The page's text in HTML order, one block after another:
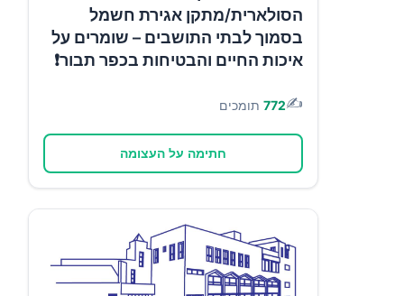
הסולארית/מתקן אגירת חשמל
בסמוך לבתי התושבים – שומרים על
איכות החיים והבטיחות בכפר תבור❗
✍️
772 תומכים
חתימה על העצומה